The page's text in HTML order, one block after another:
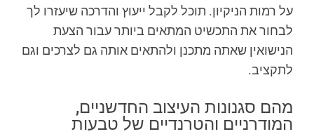
על רמות הניקיון. תוכל לקבל ייעוץ והדרכה שיעזרו לך
לבחור את התכשיט המתאים ביותר עבור הצעת
הנישואין שאתה מתכנן ולהתאים אותה גם לצרכים וגם
לתקציב.
מהם סגנונות העיצוב החדשניים,
המודרניים והטרנדיים של טבעות